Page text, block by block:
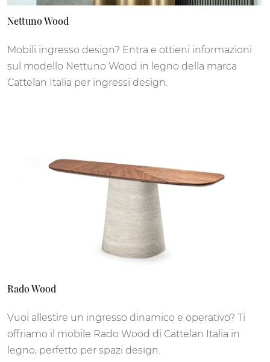
Nettuno Wood
Mobili ingresso design? Entra e ottieni informazioni
sul modello Nettuno Wood in legno della marca
Cattelan Italia per ingressi design.
Rado Wood
Vuoi allestire un ingresso dinamico e operativo? Ti
offriamo il mobile Rado Wood di Cattelan Italia in
legno, perfetto per spazi design.